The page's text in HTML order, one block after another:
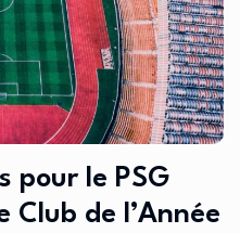
pour le PSG
Club de l’Année